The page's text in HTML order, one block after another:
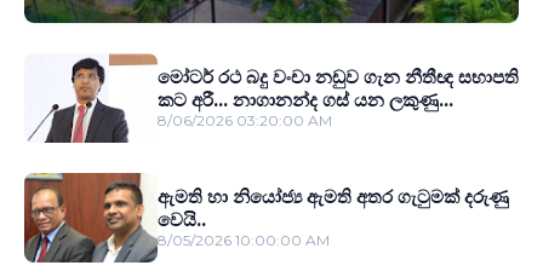
මෝටර් රථ බදු වංචා නඩුව ගැන නීතීඥ සභාපති
කට අරී... නාගානන්ද ගස් යන ලකුණු...
8/06/2026 03:20:00 AM
ඇමති හා නියෝජ්‍ය ඇමති අතර ගැටුමක් දරුණු
වෙයි..
8/05/2026 10:00:00 AM